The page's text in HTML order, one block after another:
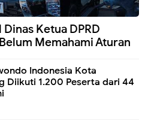
Ketua DPRD
Memahami Aturan
Indonesia Kota
Diikuti 1.200 Peserta dari 44